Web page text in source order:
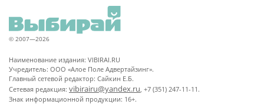
© 2007—2026
Наименование издания: VIBIRAI.RU
Учредитель: ООО «Алое Поле Адвертайзинг».
Главный сетевой редактор: Сайкин Е.Б.
Сетевая редакция: vibirairu@yandex.ru, +7 (351) 247-11-11.
Знак информационной продукции: 16+.